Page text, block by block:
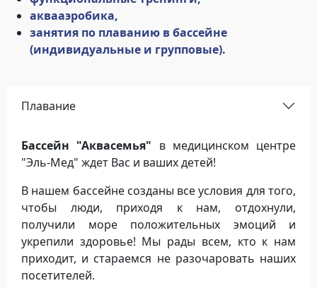
аквааэробика,
занятия по плаванию в бассейне
(индивидуальные и групповые).
Плавание
Бассейн "Аквасемья" в медицинском центре
"Эль-Мед" ждет Вас и ваших детей!
В нашем бассейне созданы все условия для того,
чтобы люди, приходя к нам, отдохнули,
получили море положительных эмоций и
укрепили здоровье! Мы рады всем, кто к нам
приходит, и стараемся не разочаровать наших
посетителей.